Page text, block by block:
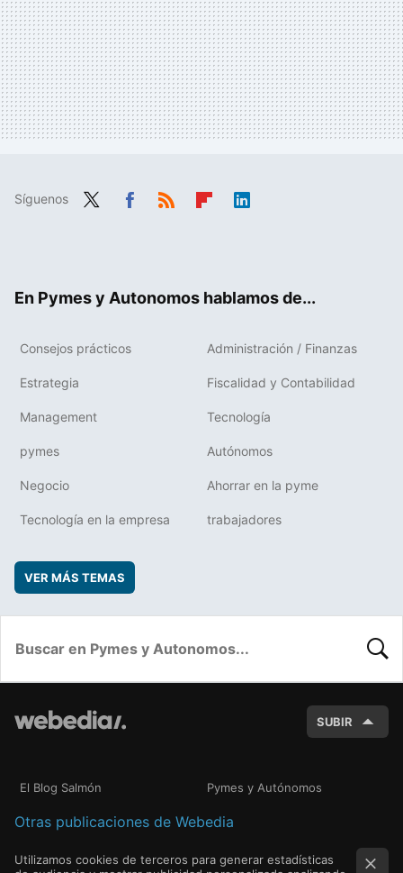
Síguenos
En Pymes y Autonomos hablamos de...
Consejos prácticos Administración / Finanzas
Estrategia Fiscalidad y Contabilidad
Management Tecnología
pymes Autónomos
Negocio Ahorrar en la pyme
Tecnología en la empresa trabajadores
VER MÁS TEMAS
SUBIR
El Blog Salmón Pymes y Autónomos
Otras publicaciones de Webedia
Utilizamos cookies de terceros para generar estadísticas